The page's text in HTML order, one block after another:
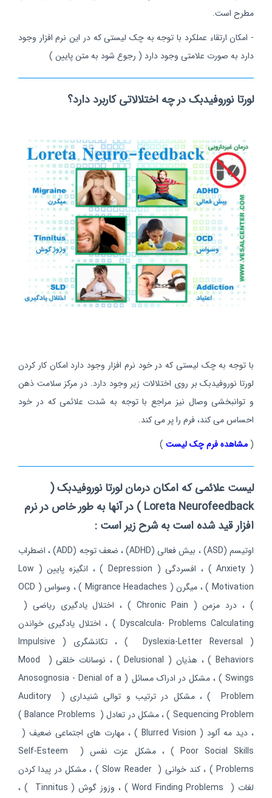
مطرح است.
- امکان ارتقاء عملکرد با توجه به چک لیستی که در این نرم افزار وجود
دارد به صورت علامتی وجود دارد ( رجوع شود به متن پایین )
لورتا نوروفیدبک در چه اختلالاتی کاربرد دارد؟
با توجه به چک لیستی که در خود نرم افزار وجود دارد امکان کار کردن
لورتا نوروفیدبک بر روی اختلالات زیر وجود دارد. در مرکز سلامت ذهن
و توانبخشی وصال نیز مراجع با توجه به شدت علائمی که در خود
احساس می کند، فرم را پر می کند.
( مشاهده فرم چک لیست )
لیست علائمی که امکان درمان لورتا نوروفیدبک (
Loreta Neurofeedback ) در آنها به طور خاص در نرم
افزار قید شده است به شرح زیر است :
اوتیسم (ASD) ، بیش فعالی (ADHD) ، ضعف توجه (ADD) ، اضطراب
( Anxiety ) ، افسردگی ( Depression ) ، انگیزه پایین ( Low
Motivation ) ، میگرن ( Migrance Headaches ) ، وسواس ( OCD
) ، درد مزمن ( Chronic Pain ) ، اختلال یادگیری ریاضی (
Dyscalcula- Problems Calculating ) ، اختلال یادگیری خواندن
( Dyslexia-Letter Reversal ) ، تکانشگری ( Impulsive
Behaviors ) ، هذیان ( Delusional ) ، نوسانات خلقی ( Mood
Swings ) ، مشکل در ادراک مسائل ( Anosognosia - Denial of a
Problem ) ، مشکل در ترتیب و توالی شنیداری ( Auditory
Sequencing Problem ) ، مشکل در تعادل ( Balance Problems )
، دید مه آلود ( Blurred Vision ) ، مهارت های اجتماعی ضعیف (
Poor Social Skills ) ، مشکل عزت نفس ( Self-Esteem
Problems ) ، کند خوانی ( Slow Reader ) ، مشکل در پیدا کردن
لغات ( Word Finding Problems ) ، وزوز گوش ( Tinnitus ) ،